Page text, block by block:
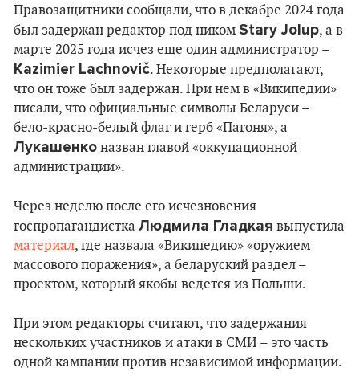
Правозащитники сообщали, что в декабре 2024 года
был задержан редактор под ником Stary Jolup, а в
марте 2025 года исчез еще один администратор –
Kazimier Lachnovič. Некоторые предполагают,
что он тоже был задержан. При нем в «Википедии»
писали, что официальные символы Беларуси –
бело-красно-белый флаг и герб «Пагоня», а
Лукашенко назван главой «оккупационной
администрации».
Через неделю после его исчезновения
госпропагандистка Людмила Гладкая выпустила
материал, где назвала «Википедию» «оружием
массового поражения», а беларуский раздел –
проектом, который якобы ведется из Польши.
При этом редакторы считают, что задержания
нескольких участников и атаки в СМИ – это часть
одной кампании против независимой информации.